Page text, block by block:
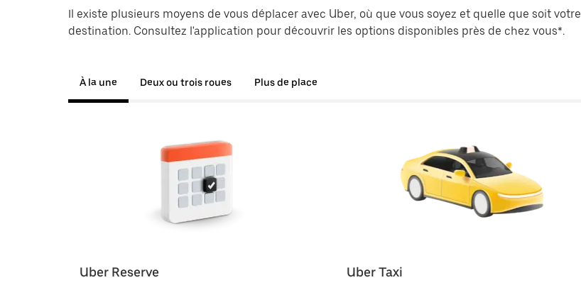
Il existe plusieurs moyens de vous déplacer avec Uber, où que vous soyez et quelle que soit votre
destination. Consultez l'application pour découvrir les options disponibles près de chez vous*.
À la une Deux ou trois roues Plus de place
Uber Reserve Uber Taxi